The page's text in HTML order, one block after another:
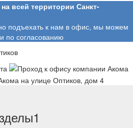
всей территории Санкт-
подъехать к нам в офис, мы можем
по согласованию